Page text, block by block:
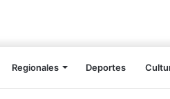
Regionales Deportes